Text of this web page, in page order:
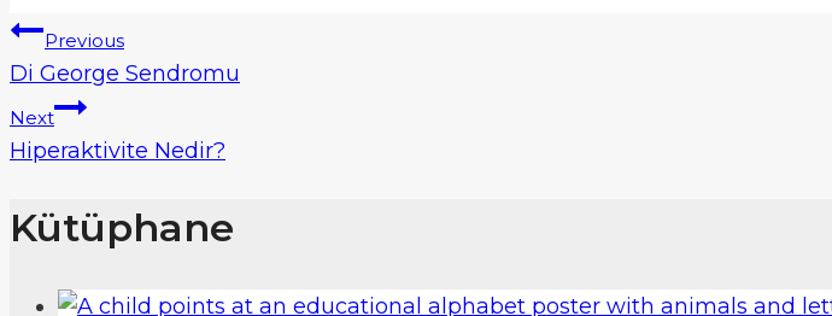
Yazı
gezinmesi
Previous
Di George Sendromu
Next
Hiperaktivite Nedir?
Kütüphane